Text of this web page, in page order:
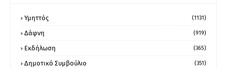
Υμηττός (1131)
Δάφνη (919)
Εκδήλωση (365)
Δημοτικό Συμβούλιο (351)